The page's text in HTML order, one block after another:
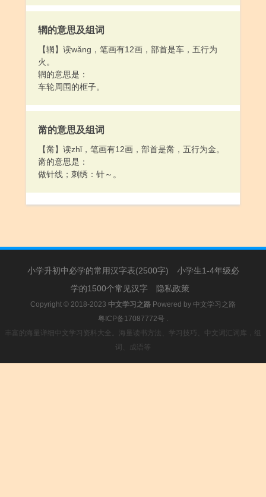
辋的意思及组词
【辋】读wǎng，笔画有12画，部首是车，五行为
火。
辋的意思是：
车轮周围的框子。
黹的意思及组词
【黹】读zhǐ，笔画有12画，部首是黹，五行为金。
黹的意思是：
做针线；刺绣：针～。
小学升初中必学的常用汉字表(2500字)
小学生1-4年级必
学的1500个常见汉字
隐私政策
Copyright © 2018-2023 中文学习之路 Powered by 中文学习之路
粤ICP备17087772号 .
丰富的海量详细中文学习资料大全。海量读书方法、学习技巧、中文词汇词库，组
词、成语等